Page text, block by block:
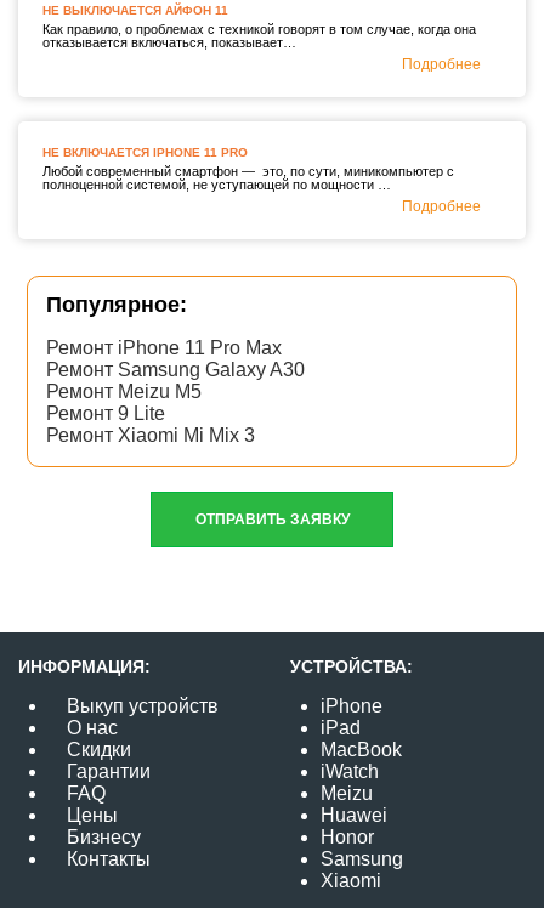
НЕ ВЫКЛЮЧАЕТСЯ АЙФОН 11
Как правило, о проблемах с техникой говорят в том случае, когда она
отказывается включаться, показывает…
Подробнее
НЕ ВКЛЮЧАЕТСЯ IPHONE 11 PRO
Любой современный смартфон — это, по сути, миникомпьютер с
полноценной системой, не уступающей по мощности …
Подробнее
Популярное:
Ремонт iPhone 11 Pro Max
Ремонт Samsung Galaxy A30
Ремонт Meizu M5
Ремонт 9 Lite
Ремонт Xiaomi Mi Mix 3
ОТПРАВИТЬ ЗАЯВКУ
ИНФОРМАЦИЯ:
Выкуп устройств
О нас
Скидки
Гарантии
FAQ
Цены
Бизнесу
Контакты
УСТРОЙСТВА:
iPhone
iPad
MacBook
iWatch
Meizu
Huawei
Honor
Samsung
Xiaomi